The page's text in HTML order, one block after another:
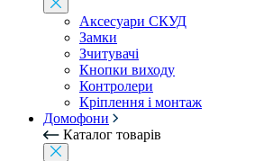
Аксесуари СКУД
Замки
Зчитувачі
Кнопки виходу
Контролери
Кріплення і монтаж
Домофони
Каталог товарів